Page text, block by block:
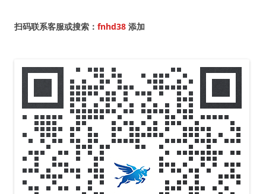
扫码联系客服或搜索： fnhd38 添加